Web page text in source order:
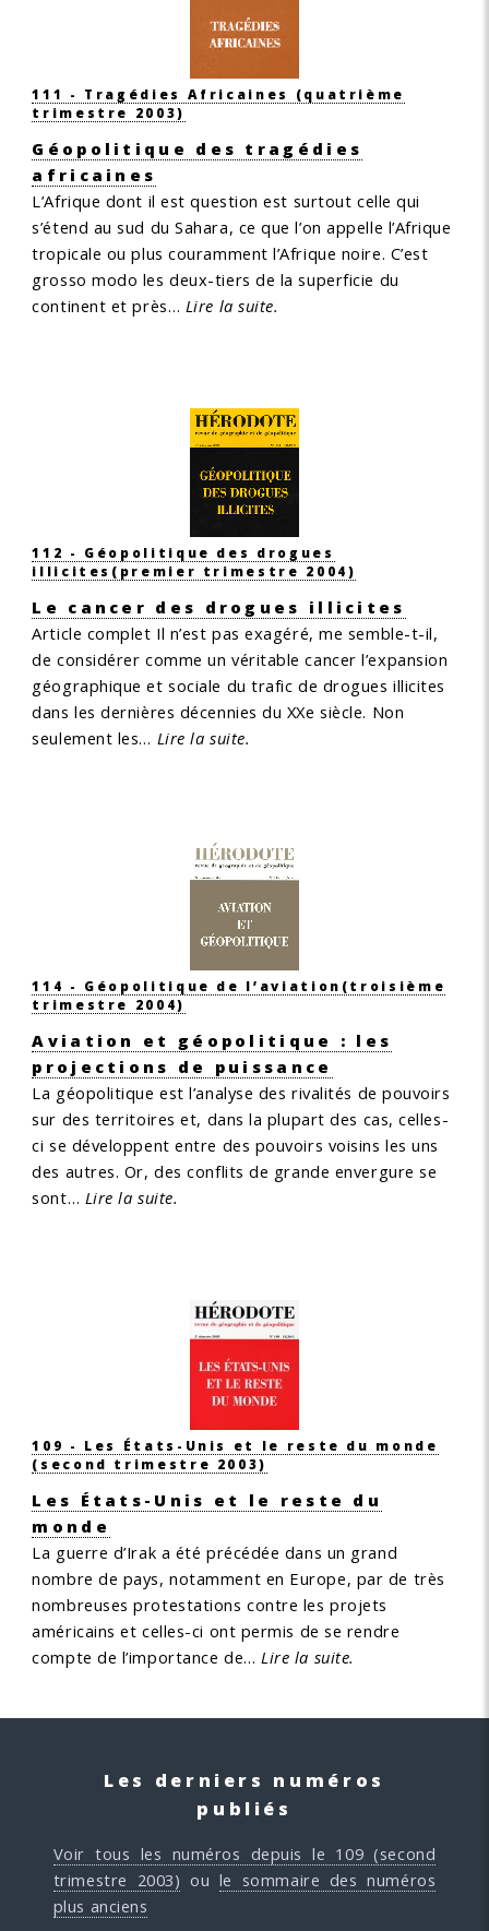
111 - Tragédies Africaines (quatrième
trimestre 2003)
Géopolitique des tragédies
africaines
L’Afrique dont il est question est surtout celle qui
s’étend au sud du Sahara, ce que l’on appelle l’Afrique
tropicale ou plus couramment l’Afrique noire. C’est
grosso modo les deux-tiers de la superficie du
continent et près… Lire la suite.
112 - Géopolitique des drogues
illicites (premier trimestre 2004)
Le cancer des drogues illicites
Article complet Il n’est pas exagéré, me semble-t-il,
de considérer comme un véritable cancer l’expansion
géographique et sociale du trafic de drogues illicites
dans les dernières décennies du XXe siècle. Non
seulement les… Lire la suite.
114 - Géopolitique de l’aviation (troisième
trimestre 2004)
Aviation et géopolitique : les
projections de puissance
La géopolitique est l’analyse des rivalités de pouvoirs
sur des territoires et, dans la plupart des cas, celles-
ci se développent entre des pouvoirs voisins les uns
des autres. Or, des conflits de grande envergure se
sont… Lire la suite.
109 - Les États-Unis et le reste du monde
(second trimestre 2003)
Les États-Unis et le reste du
monde
La guerre d’Irak a été précédée dans un grand
nombre de pays, notamment en Europe, par de très
nombreuses protestations contre les projets
américains et celles-ci ont permis de se rendre
compte de l’importance de… Lire la suite.
Les derniers numéros
publiés
Voir tous les numéros depuis le 109 (second
trimestre 2003) ou le sommaire des numéros
plus anciens